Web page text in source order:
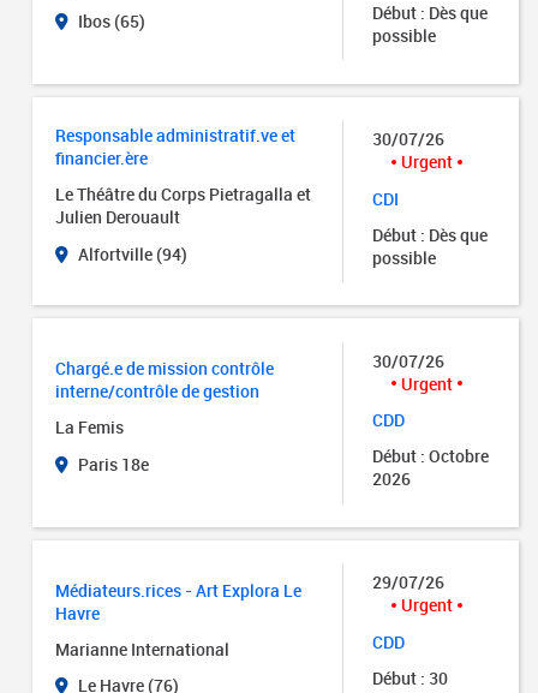
Ibos (65)
Début : Dès que
possible
Responsable administratif.ve et
financier.ère
Le Théâtre du Corps Pietragalla et
Julien Derouault
Alfortville (94)
30/07/26
Urgent
CDI
Début : Dès que
possible
Chargé.e de mission contrôle
interne/contrôle de gestion
La Femis
Paris 18e
30/07/26
Urgent
CDD
Début : Octobre
2026
Médiateurs.rices - Art Explora Le
Havre
Marianne International
Le Havre (76)
29/07/26
Urgent
CDD
Début : 30